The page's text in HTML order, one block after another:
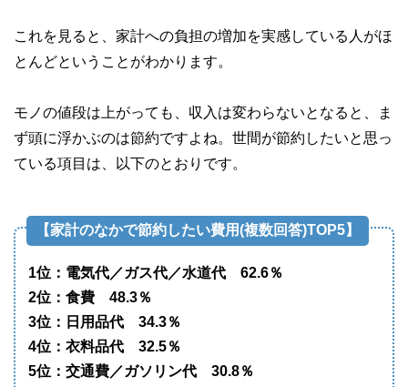
これを見ると、家計への負担の増加を実感している人がほ
とんどということがわかります。
モノの値段は上がっても、収入は変わらないとなると、ま
ず頭に浮かぶのは節約ですよね。世間が節約したいと思っ
ている項目は、以下のとおりです。
【家計のなかで節約したい費用(複数回答)TOP5】
1位：電気代／ガス代／水道代 62.6％
2位：食費 48.3％
3位：日用品代 34.3％
4位：衣料品代 32.5％
5位：交通費／ガソリン代 30.8％